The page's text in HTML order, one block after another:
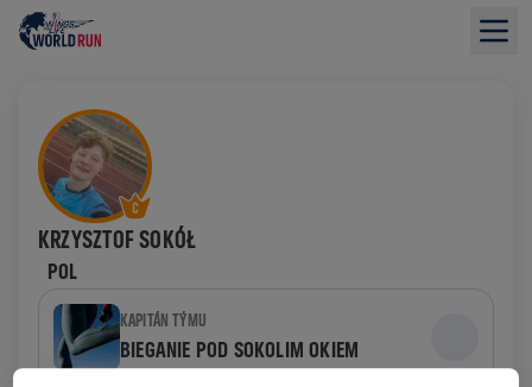
KRZYSZTOF SOKÓŁ
POL
KAPITÁN TÝMU
BIEGANIE POD SOKOLIM OKIEM